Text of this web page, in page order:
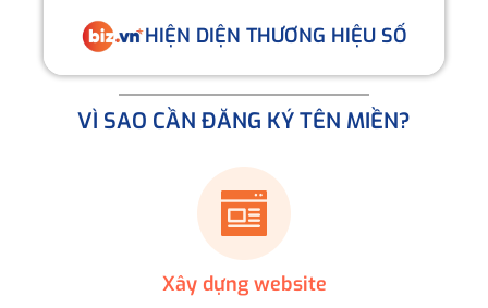
HIỆN DIỆN THƯƠNG HIỆU SỐ
VÌ SAO CẦN ĐĂNG KÝ TÊN MIỀN?
Xây dựng website